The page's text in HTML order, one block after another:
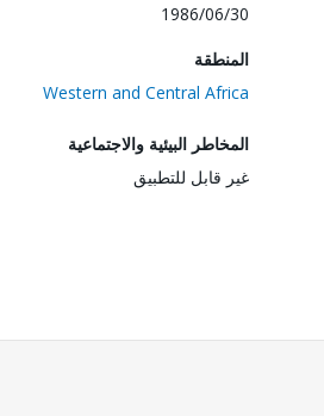
1986/06/30
المنطقة
Western and Central Africa
المخاطر البيئية والاجتماعية
غير قابل للتطبيق